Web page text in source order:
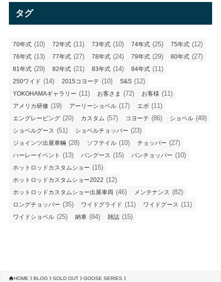
タグ
70年式 (10) 72年式 (11) 73年式 (10) 74年式 (25) 75年式 (12)
76年式 (13) 77年式 (27) 78年式 (24) 79年式 (29) 80年式 (27)
81年式 (29) 82年式 (21) 83年式 (14) 84年式 (11)
250ワイド (14) 2015コヨーテ (10) S&S (12)
YOKOHAMAギャラリー (11) お客さま (72) お客様 (11)
アメリカ研修 (19) アーリーショベル (17) エボ (11)
エングレービング (20) カスタム (57) コヨーテ (86) ショベル (49)
ショベルグース (51) ショベルチョッパー (23)
ジョインツ出展車輛 (28) ソフテイル (10) チョッパー (27)
ハーレーイベント (13) パングース (15) パンチョッパー (10)
ホットロッドカスタムショー (15)
ホットロッドカスタムショー2022 (12)
ホットロッドカスタムショー出展車両 (46) メンテナンス (82)
ロングチョッパー (35) ワイドグライド (11) ワイドグース (11)
ワイドショベル (25) 納車 (84) 雑誌 (15)
HOME BLOG SOLD OUT GOOSE SERIES